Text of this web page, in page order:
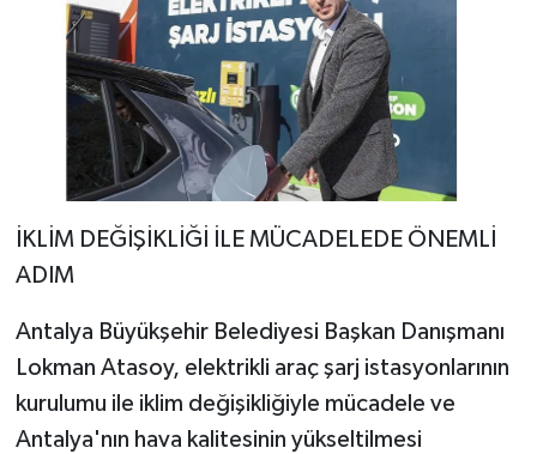
İKLİM DEĞİŞİKLİĞİ İLE MÜCADELEDE ÖNEMLİ
ADIM
Antalya Büyükşehir Belediyesi Başkan Danışmanı
Lokman Atasoy, elektrikli araç şarj istasyonlarının
kurulumu ile iklim değişikliğiyle mücadele ve
Antalya'nın hava kalitesinin yükseltilmesi